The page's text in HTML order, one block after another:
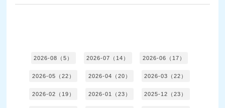
2026-08（5） 2026-07（14） 2026-06（17）
2026-05（22） 2026-04（20） 2026-03（22）
2026-02（19） 2026-01（23） 2025-12（23）